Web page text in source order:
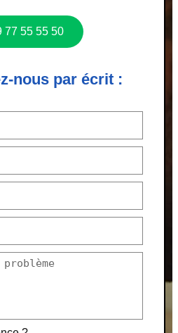
77 55 55 50
nous par écrit :